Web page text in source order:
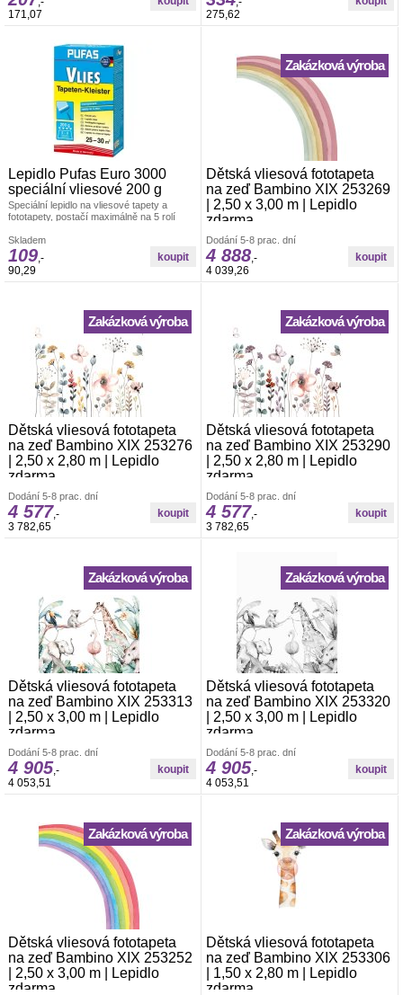
171,07
275,62
Lepidlo Pufas Euro 3000
speciální vliesové 200 g
Speciální lepidlo na vliesové tapety a
fototapety, postačí maximálně na 5 rolí
Skladem
109,-
90,29
Dětská vliesová fototapeta
na zeď Bambino XIX 253269
| 2,50 x 3,00 m | Lepidlo
zdarma
Vliesová foto-tapeta Rasch. š.2,50 x v.3,00
m. Tapeta se lepí za sucha. Lepidlem se
natírá pouze zeď. Vliesové tapety na zeď
se vyznačují dobrou prodyšností,
mechanickou odolností a schopností
Zakázková výroba
Dodání 5-8 prac. dní
4 888,-
4 039,26
Dětská vliesová fototapeta
na zeď Bambino XIX 253276
| 2,50 x 2,80 m | Lepidlo
zdarma
Vliesová foto-tapeta Rasch. š.2,50 x v.2,80
m. Tapeta se lepí za sucha. Lepidlem se
natírá pouze zeď. Vliesové tapety na zeď
se vyznačují dobrou prodyšností,
mechanickou odolností a schopností
Zakázková výroba
Dodání 5-8 prac. dní
4 577,-
3 782,65
Dětská vliesová fototapeta
na zeď Bambino XIX 253290
| 2,50 x 2,80 m | Lepidlo
zdarma
Vliesová foto-tapeta Rasch. š.2,50 x v.2,80
m. Tapeta se lepí za sucha. Lepidlem se
natírá pouze zeď. Vliesové tapety na zeď
se vyznačují dobrou prodyšností,
mechanickou odolností a schopností
Zakázková výroba
Dodání 5-8 prac. dní
4 577,-
3 782,65
Dětská vliesová fototapeta
na zeď Bambino XIX 253313
| 2,50 x 3,00 m | Lepidlo
zdarma
Vliesová foto-tapeta Rasch. š.2,50 x v.3,00
m. Tapeta se lepí za sucha. Lepidlem se
natírá pouze zeď. Vliesové tapety na zeď
se vyznačují dobrou prodyšností,
mechanickou odolností a schopností
Zakázková výroba
Dodání 5-8 prac. dní
4 905,-
4 053,51
Dětská vliesová fototapeta
na zeď Bambino XIX 253320
| 2,50 x 3,00 m | Lepidlo
zdarma
Vliesová foto-tapeta Rasch. š.2,50 x v.3,00
m. Tapeta se lepí za sucha. Lepidlem se
natírá pouze zeď. Vliesové tapety na zeď
se vyznačují dobrou prodyšností,
mechanickou odolností a schopností
Zakázková výroba
Dodání 5-8 prac. dní
4 905,-
4 053,51
Dětská vliesová fototapeta
na zeď Bambino XIX 253252
| 2,50 x 3,00 m | Lepidlo
zdarma
Zakázková výroba
Dětská vliesová fototapeta
na zeď Bambino XIX 253306
| 1,50 x 2,80 m | Lepidlo
zdarma
Zakázková výroba